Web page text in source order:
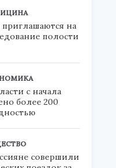
на
полости
с начала
более 200
совершили